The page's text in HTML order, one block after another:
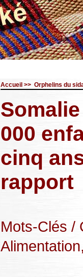
Accueil >> Orphelins du
000
cinq
rapport
Mots-Clés /